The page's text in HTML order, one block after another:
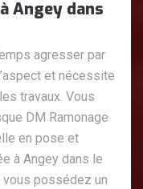
Angey dans
agresser par
et nécessite
travaux. Vous
DM Ramonage
en pose et
à Angey dans le
vous possédez un